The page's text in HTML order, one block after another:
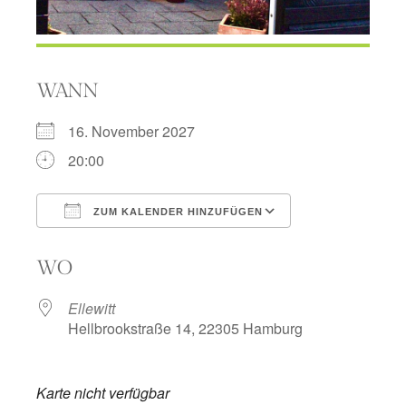
WANN
16. November 2027
20:00
ZUM KALENDER HINZUFÜGEN
WO
Ellewitt
Hellbrookstraße 14, 22305 Hamburg
Karte nicht verfügbar